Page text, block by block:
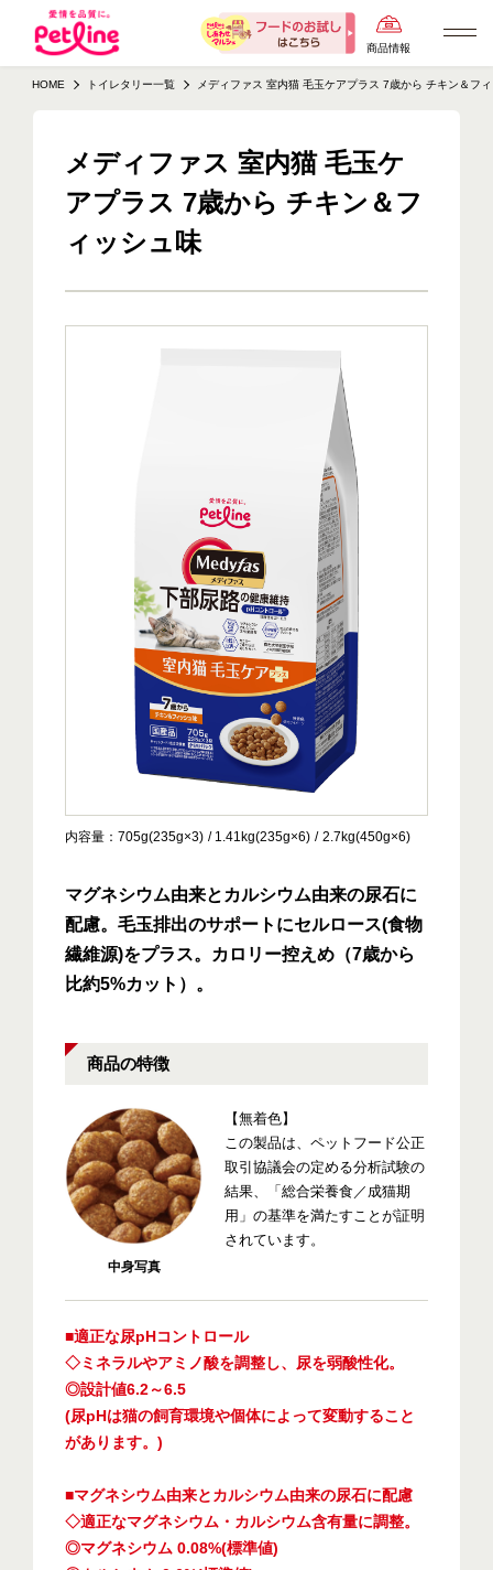
商品情報
HOME トイレタリー一覧 メディファス 室内猫 毛玉ケアプラス 7歳から チキン＆フ
メディファス 室内猫 毛玉ケ
アプラス 7歳から チキン＆フ
ィッシュ味
内容量 705g(235g×3) 1.41kg(235g×6) 2.7kg(450g×6)
マグネシウム由来とカルシウム由来の尿石に
配慮。毛玉排出のサポートにセルロース(食物
繊維源)をプラス。カロリー控えめ（7歳から
比約5%カット）。
商品の特徴
中身写真
【無着色】
この製品は、ペットフード公正
取引協議会の定める分析試験の
結果、「総合栄養食／成猫期
用」の基準を満たすことが証明
されています。
■適正な尿pHコントロール
◇ミネラルやアミノ酸を調整し、尿を弱酸性化。
◎設計値6.2～6.5
(尿pHは猫の飼育環境や個体によって変動すること
があります。)
■マグネシウム由来とカルシウム由来の尿石に配慮
◇適正なマグネシウム・カルシウム含有量に調整。
◎マグネシウム 0.08%(標準値)